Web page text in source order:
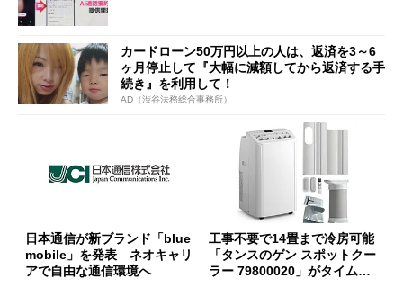
カードローン50万円以上の人は、返済を3～6
ヶ月停止して『大幅に減額してから返済する手
続き』を利用して！
AD（渋谷法務総合事務所）
日本通信が新ブランド「blue
mobile」を発表 ネオキャリ
アで自由な通信環境へ
工事不要で14畳まで冷房可能
「タンスのゲン スポットクー
ラー 79800020」がタイムセ